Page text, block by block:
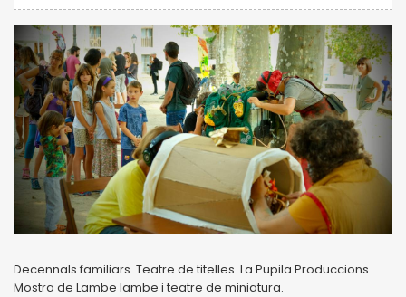
Decennals familiars. Teatre de titelles. La Pupila Produccions.
Mostra de Lambe lambe i teatre de miniatura.